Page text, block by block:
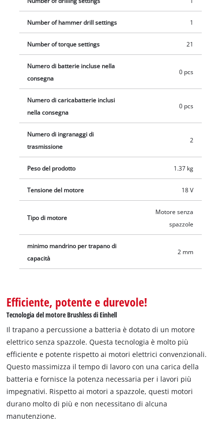
separatamente.
Number of hammer drill settings 1
Number of torque settings 21
Numero di batterie incluse nella
consegna
0 pcs
Numero di caricabatterie inclusi
nella consegna
0 pcs
Numero di ingranaggi di
trasmissione
2
Peso del prodotto 1.37 kg
Tensione del motore 18 V
Tipo di motore
Motore senza
spazzole
minimo mandrino per trapano di
capacità
2 mm
Efficiente, potente e durevole!
Tecnologia del motore Brushless di Einhell
Il trapano a percussione a batteria è dotato di un motore
elettrico senza spazzole. Questa tecnologia è molto più
efficiente e potente rispetto ai motori elettrici convenzionali.
Questo massimizza il tempo di lavoro con una carica della
batteria e fornisce la potenza necessaria per i lavori più
impegnativi. Rispetto ai motori a spazzole, questi motori
durano molto di più e non necessitano di alcuna
manutenzione.